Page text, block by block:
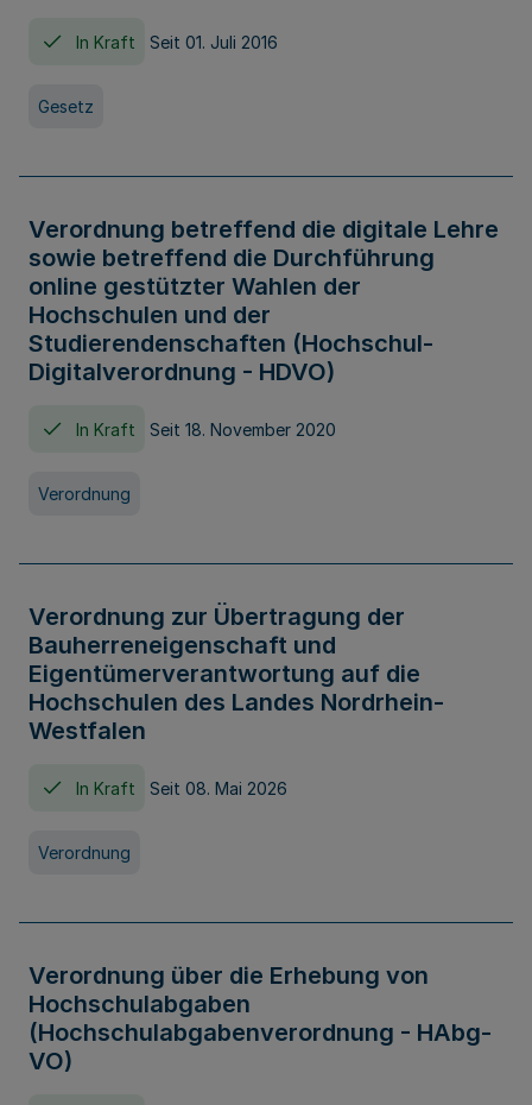
In Kraft Seit 01. Juli 2016
Gesetz
Verordnung betreffend die digitale Lehre
sowie betreffend die Durchführung
online gestützter Wahlen der
Hochschulen und der
Studierendenschaften (Hochschul-
Digitalverordnung - HDVO)
In Kraft Seit 18. November 2020
Verordnung
Verordnung zur Übertragung der
Bauherreneigenschaft und
Eigentümerverantwortung auf die
Hochschulen des Landes Nordrhein-
Westfalen
In Kraft Seit 08. Mai 2026
Verordnung
Verordnung über die Erhebung von
Hochschulabgaben
(Hochschulabgabenverordnung - HAbg-
VO)